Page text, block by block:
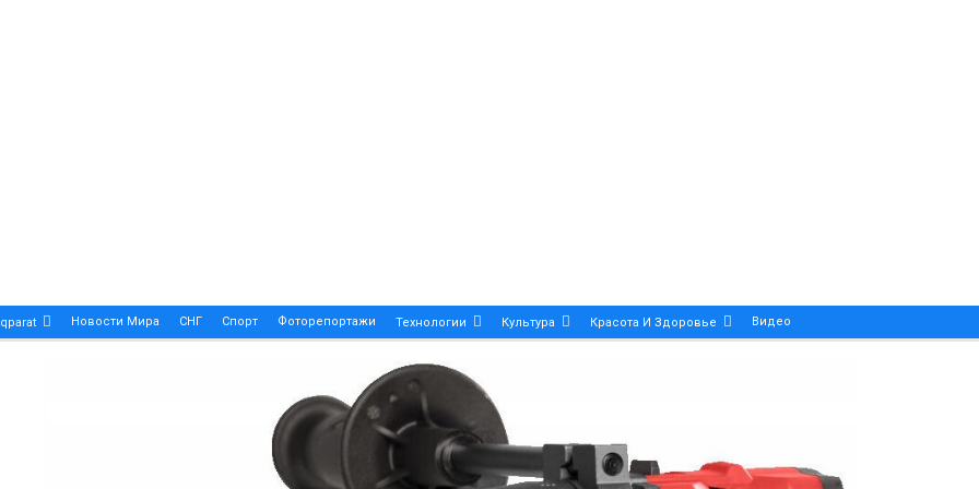
Новости Мира СНГ Спорт Фоторепортажи Технологии Культура Красота И Здоровье Видео
Patek Philippe Calatrava DATE – A True Symbol Of Elegance And Precision